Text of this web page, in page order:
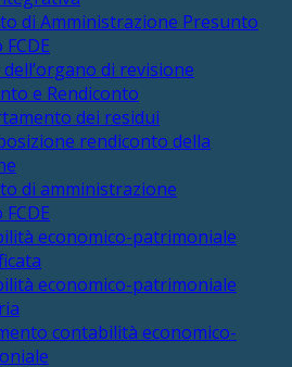
di Amministrazione Presunto
di revisione
e Rendiconto
dei residui
rendiconto della
di amministrazione
economico-patrimoniale
economico-patrimoniale
contabilità economico-